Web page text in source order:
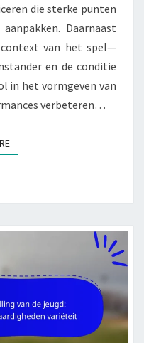
die sterke punten
Daarnaast
van het spel—
en de conditie
in het vormgeven van
verbeteren…
READ MORE